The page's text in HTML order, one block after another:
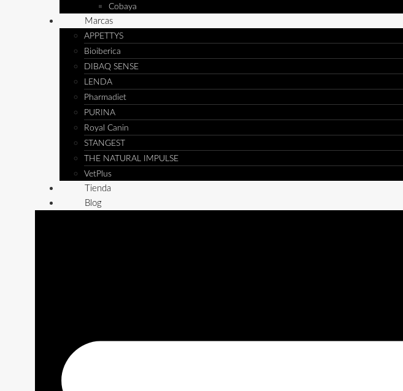
Cobaya
Marcas
APPETTYS
Bioiberica
DIBAQ SENSE
LENDA
Pharmadiet
PURINA
Royal Canin
STANGEST
THE NATURAL IMPULSE
VetPlus
Tienda
Blog